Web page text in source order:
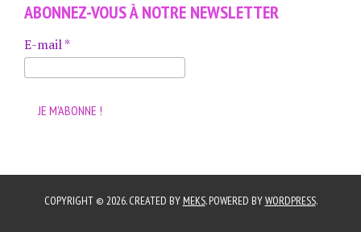
ABONNEZ-VOUS À NOTRE NEWSLETTER
E-mail*
COPYRIGHT © 2026. CREATED BY MEKS. POWERED BYWORDPRESS.